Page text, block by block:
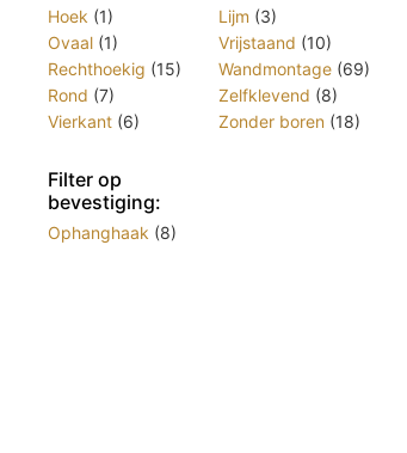
Hoek (1)
Ovaal (1)
Rechthoekig (15)
Rond (7)
Vierkant (6)
Lijm (3)
Vrijstaand (10)
Wandmontage (69)
Zelfklevend (8)
Zonder boren (18)
Filter op
bevestiging:
Ophanghaak (8)